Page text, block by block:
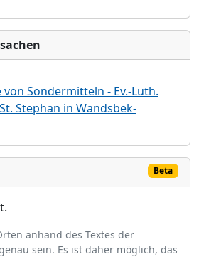
von Sondermitteln - Ev.-Luth.
Stephan in Wandsbek-
Beta
anhand des Textes der
sein. Es ist daher möglich, das